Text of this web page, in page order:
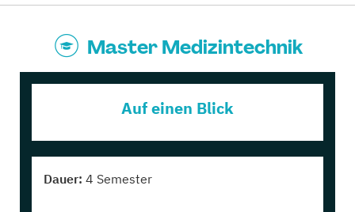
Master Medizintechnik
Auf einen Blick
Dauer: 4 Semester